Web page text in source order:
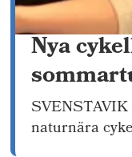
Nya
naturnära